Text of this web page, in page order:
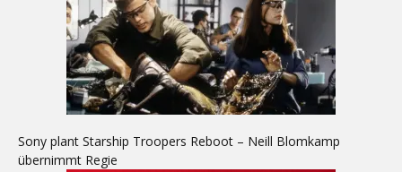
Sony plant Starship Troopers Reboot – Neill Blomkamp
übernimmt Regie